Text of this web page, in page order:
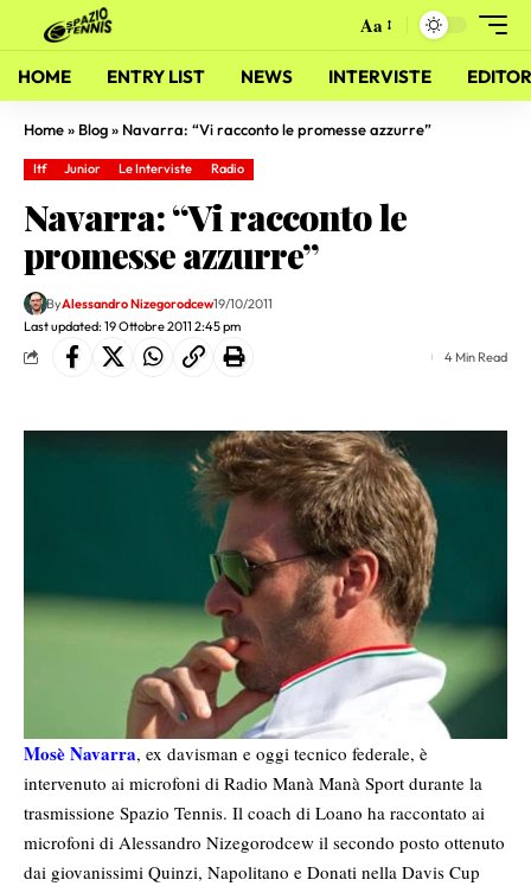
Aa
HOME ENTRY LIST NEWS INTERVISTE
Home» Blog» Navarra: “Vi racconto le promesse azzurre”
Itf Junior Le Interviste Radio
Navarra: “Vi racconto le
promesse azzurre”
Last updated: 19 Ottobre 2011 2:45 pm
ByAlessandro Nizegorodcew19/10/2011
4 Min Read
Mosè Navarra, ex davisman e oggi tecnico federale, è
intervenuto ai microfoni di Radio Manà Manà Sport durante la
trasmissione Spazio Tennis. Il coach di Loano ha raccontato ai
microfoni di Alessandro Nizegorodcew il secondo posto ottenuto
dai giovanissimi Quinzi, Napolitano e Donati nella Davis Cup